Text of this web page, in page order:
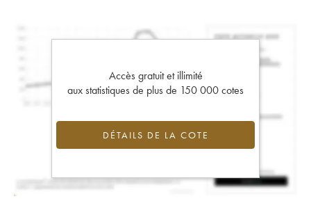
Accès gratuit et illimité
aux statistiques de plus de 150 000 cotes
DÉTAILS DE LA COTE